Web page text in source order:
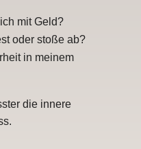
mit Geld?
oder stoße ab?
in meinem
die innere